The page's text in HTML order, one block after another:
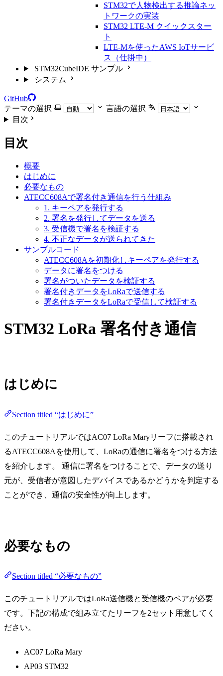
STM32で人物検出する推論ネッ
トワークの実装
STM32 LTE-M クイックスター
ト
LTE-Mを使ったAWS IoTサービ
ス（仕掛中）
STM32CubeIDE サンプル
システム
GitHub
テーマの選択
言語の選択
目次
目次
概要
はじめに
必要なもの
ATECC608Aで署名付き通信を行う仕組み
1. キーペアを発行する
2. 署名を発行してデータを送る
3. 受信機で署名を検証する
4. 不正なデータが送られてきた
サンプルコード
ATECC608Aを初期化しキーペアを発行する
データに署名をつける
署名がついたデータを検証する
署名付きデータをLoRaで送信する
署名付きデータをLoRaで受信して検証する
STM32 LoRa 署名付き通信
はじめに
Section titled “はじめに”
このチュートリアルではAC07 LoRa Maryリーフに搭載され
るATECC608Aを使用して、LoRaの通信に署名をつける方法
を紹介します。 通信に署名をつけることで、データの送り
元が、受信者が意図したデバイスであるかどうかを判定する
ことができ、通信の安全性が向上します。
必要なもの
Section titled “必要なもの”
このチュートリアルではLoRa送信機と受信機のペアが必要
です。下記の構成で組み立てたリーフを2セット用意してく
ださい。
AC07 LoRa Mary
AP03 STM32